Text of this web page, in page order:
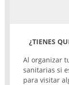
¿TIENES
Al organizar
sanitarias si
para visitar